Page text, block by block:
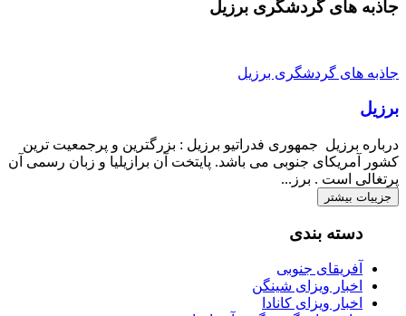
جاذبه های گردشگری برزیل
جاذبه های گردشگری برزیل
برزیل
درباره برزیل جمهوری فدراتیو برزیل : بزرگترین و پرجمعیت ترین
کشور آمریکای جنوبی می باشد. پایتخت آن برازیلیا و زبان رسمی آن
پرتغالی است . برز...
جزییات بیشتر
دسته بندی
آفریقای جنوبی
اخبار ویزای شینگن
اخبار ویزای کانادا